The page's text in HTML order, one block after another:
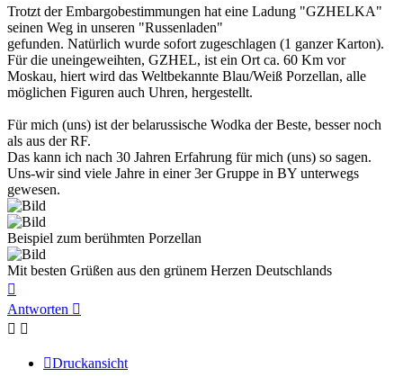
Trotzt der Embargobestimmungen hat eine Ladung "GZHELKA"
seinen Weg in unseren "Russenladen"
gefunden. Natürlich wurde sofort zugeschlagen (1 ganzer Karton).
Für die uneingeweihten, GZHEL, ist ein Ort ca. 60 Km vor
Moskau, hiert wird das Weltbekannte Blau/Weiß Porzellan, alle
möglichen Figuren auch Uhren, hergestellt.
Für mich (uns) ist der belarussische Wodka der Beste, besser noch
als aus der RF.
Das kann ich nach 30 Jahren Erfahrung für mich (uns) so sagen.
Uns-wir sind viele Jahre in einer 3er Gruppe in BY unterwegs
gewesen.
Beispiel zum berühmten Porzellan
Mit besten Grüßen aus den grünem Herzen Deutschlands
oben
Antworten
Druckansicht